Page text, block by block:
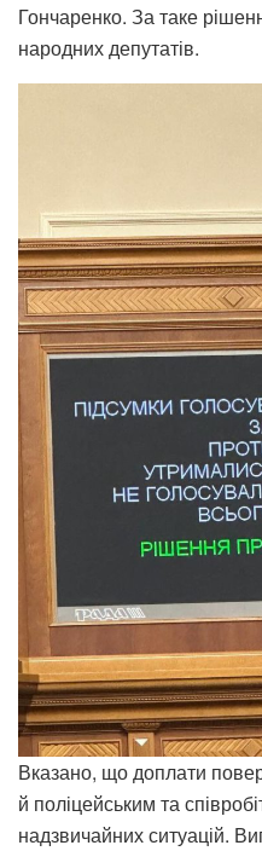
Гончаренко. За таке
народних депутатів.
Вказано, що доплати
й поліцейським та
надзвичайних ситуацій.